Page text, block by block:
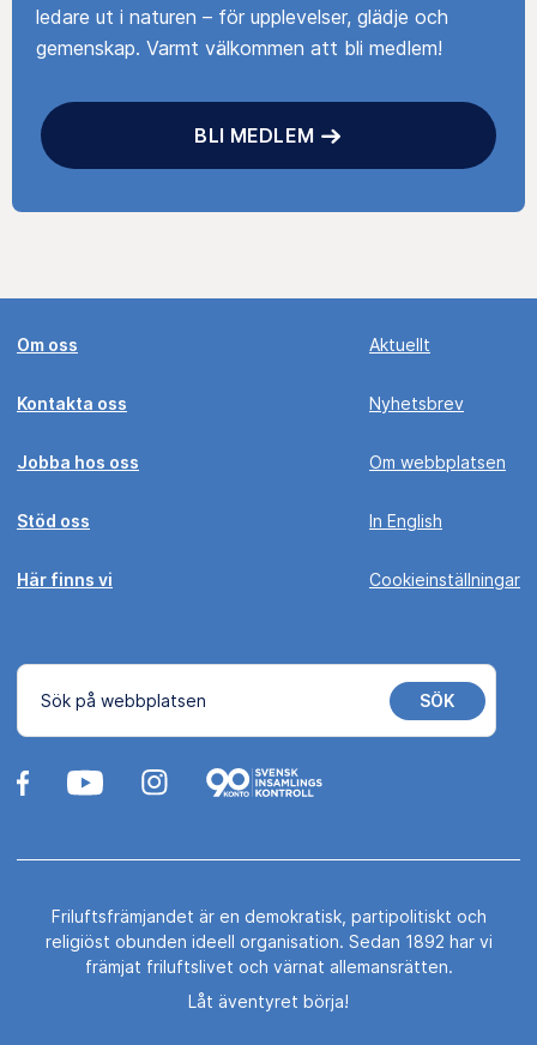
ledare ut i naturen – för upplevelser, glädje och
gemenskap. Varmt välkommen att bli medlem!
BLI MEDLEM
Om oss
Kontakta oss
Jobba hos oss
Stöd oss
Här finns vi
Aktuellt
Nyhetsbrev
Om webbplatsen
In English
Cookieinställningar
Sök på webbplatsen SÖK
Friluftsfrämjandet är en demokratisk, partipolitiskt och
religiöst obunden ideell organisation. Sedan 1892 har vi
främjat friluftslivet och värnat allemansrätten.
Låt äventyret börja!